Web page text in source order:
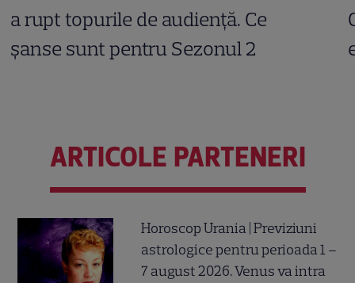
a rupt topurile de audiență. Ce
șanse sunt pentru Sezonul 2
ARTICOLE PARTENERI
Horoscop Urania | Previziuni
astrologice pentru perioada 1 –
7 august 2026. Venus va intra